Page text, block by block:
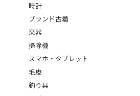
時計
ブランド古着
楽器
掃除機
スマホ・タブレット
毛皮
釣り具